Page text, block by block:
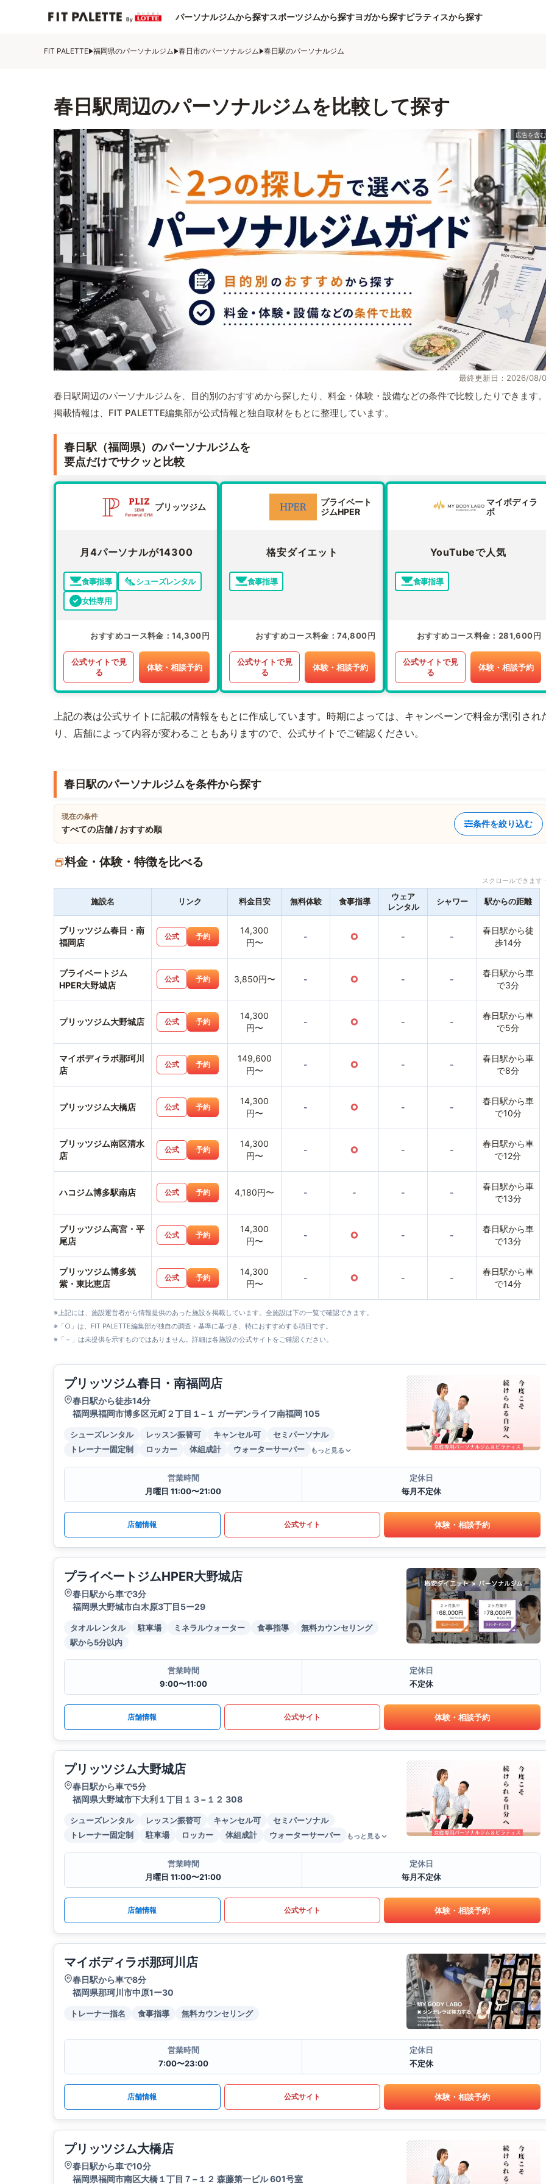
パーソナルジムから探すスポーツジムから探すヨガから探すピラティスから探す
FIT PALETTE 福岡県のパーソナルジム 春日市のパーソナルジム 春日駅のパーソナルジム
春日駅周辺のパーソナルジムを比較して探す
最終更新日：2026/08/
春日駅周辺のパーソナルジムを、目的別のおすすめから探したり、料金・体験・設備などの条件で比較したりできます
掲載情報は、FIT PALETTE編集部が公式情報と独自取材をもとに整理しています。
春日駅（福岡県）のパーソナルジムを
要点だけでサクッと比較
プリッツジム
月4パーソナルが14300
食事指導
シューズレンタル
女性専用
おすすめコース料金 14,300円
公式サイトで見
る
体験・相談予約
プライベート
ジムHPER
格安ダイエット
食事指導
おすすめコース料金 74,800円
公式サイトで見
る
体験・相談予約
マイボディラ
ボ
YouTubeで人気
食事指導
おすすめコース料金 281,600円
公式サイトで見
る
体験・相談予約
上記の表は公式サイトに記載の情報をもとに作成しています。時期によっては、キャンペーンで料金が割引され
り、店舗によって内容が変わることもありますので、公式サイトでご確認ください。
春日駅のパーソナルジムを条件から探す
現在の条件
すべての店舗 / おすすめ順
条件を絞り込む
料金・体験・特徴を比べる
スクロールできま
施設名 リンク 料金目安 無料体験 食事指導
ウェア
レンタル
シャワー 駅からの距離
プリッツジム春日・南
福岡店
公式 予約
14,300
円〜
- ○ - -
春日駅から徒
歩14分
プライベートジム
HPER大野城店
公式 予約 3,850円〜 - ○ - -
春日駅から車
で3分
プリッツジム大野城店 公式 予約
14,300
円〜
- ○ - -
春日駅から車
で5分
マイボディラボ那珂川
店
公式 予約
149,600
円〜
- ○ - -
春日駅から車
で8分
プリッツジム大橋店 公式 予約
14,300
円〜
- ○ - -
春日駅から車
で10分
プリッツジム南区清水
店
公式 予約
14,300
円〜
- ○ - -
春日駅から車
で12分
ハコジム博多駅南店 公式 予約 4,180円〜 - - - -
春日駅から車
で13分
プリッツジム高宮・平
尾店
公式 予約
14,300
円〜
- ○ - -
春日駅から車
で13分
プリッツジム博多筑
紫・東比恵店
公式 予約
14,300
円〜
- ○ - -
春日駅から車
で14分
※上記には、施設運営者から情報提供のあった施設を掲載しています。全施設は下の一覧で確認できます。
※「○」は、FIT PALETTE編集部が独自の調査・基準に基づき、特におすすめする項目です。
※「－」は未提供を示すものではありません。詳細は各施設の公式サイトをご確認ください。
プリッツジム春日・南福岡店
春日駅から徒歩14分
福岡県福岡市博多区元町２丁目１−１ ガーデンライフ南福岡 105
シューズレンタル レッスン振替可 キャンセル可
セミパーソナル
トレーナー固定制
ロッカー 体組成計 ウォーターサーバー もっと見る
営業時間
月曜日 11:00〜21:00
定休日
毎月不定休
店舗情報 公式サイト 体験・相談予約
プライベートジムHPER大野城店
春日駅から車で3分
福岡県大野城市白木原3丁目5ー29
タオルレンタル 駐車場 ミネラルウォーター 食事指導
無料カウンセリング
駅から5分以内
営業時間
9:00〜11:00
定休日
不定休
店舗情報 公式サイト 体験・相談予約
プリッツジム大野城店
春日駅から車で5分
福岡県大野城市下大利１丁目１３−１２ 308
シューズレンタル レッスン振替可 キャンセル可
セミパーソナル
トレーナー固定制
駐車場 ロッカー 体組成計 ウォーターサーバー もっと見る
営業時間
月曜日 11:00〜21:00
定休日
毎月不定休
店舗情報 公式サイト 体験・相談予約
マイボディラボ那珂川店
春日駅から車で8分
福岡県那珂川市中原1ー30
トレーナー指名 食事指導 無料カウンセリング
営業時間
7:00〜23:00
定休日
不定休
店舗情報 公式サイト 体験・相談予約
プリッツジム大橋店
春日駅から車で10分
福岡県福岡市南区大橋１丁目７−１２ 森藤第一ビル 601号室